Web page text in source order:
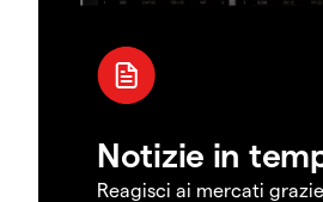
Notizie in
Reagisci ai mercati